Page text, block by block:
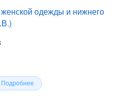
одежды и нижнего
Подробнее